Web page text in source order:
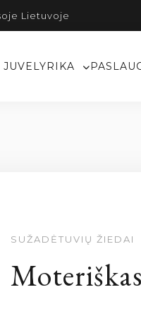
Lietuvoje
JUVELYRIKA
SUŽADĖTUVIŲ ŽIEDAI